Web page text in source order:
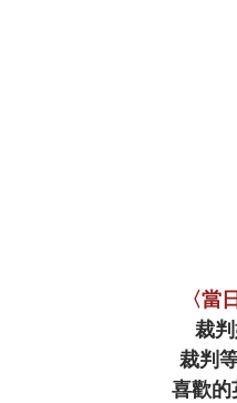
〈當
裁
裁判
喜歡的